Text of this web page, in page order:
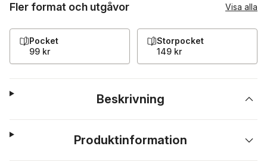
Fler format och utgåvor Visa alla
Pocket
99 kr
Storpocket
149 kr
Beskrivning
Produktinformation